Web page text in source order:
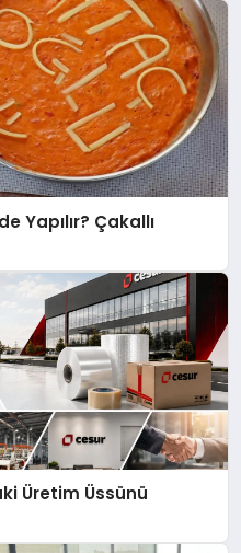
Yapılır? Çakallı
Üretim Üssünü